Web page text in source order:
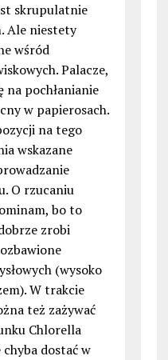
skrupulatnie
Ale niestety
wśród
Palacze,
na pochłanianie
w papierosach.
na tego
wskazane
O rzucaniu
bo to
zrobi
(wysoko
W trakcie
też zażywać
Chlorella
dostać w